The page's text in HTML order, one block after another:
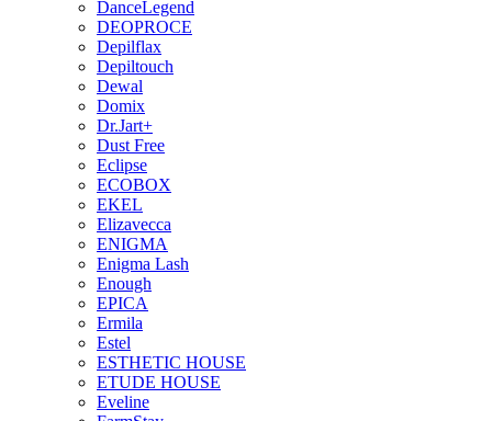
DanceLegend
DEOPROCE
Depilflax
Depiltouch
Dewal
Domix
Dr.Jart+
Dust Free
Eclipse
ECOBOX
EKEL
Elizavecca
ENIGMA
Enigma Lash
Enough
EPICA
Ermila
Estel
ESTHETIC HOUSE
ETUDE HOUSE
Eveline